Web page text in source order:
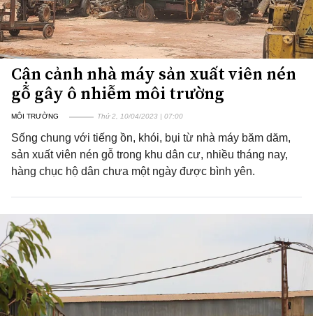
Cận cảnh nhà máy sản xuất viên nén
gỗ gây ô nhiễm môi trường
MÔI TRƯỜNG Thứ 2, 10/04/2023 | 07:00
Sống chung với tiếng ồn, khói, bụi từ nhà máy băm dăm,
sản xuất viên nén gỗ trong khu dân cư, nhiều tháng nay,
hàng chục hộ dân chưa một ngày được bình yên.